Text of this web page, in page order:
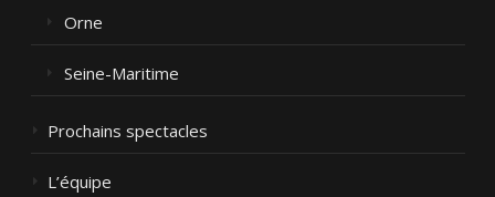
Orne
Seine-Maritime
Prochains spectacles
L’équipe